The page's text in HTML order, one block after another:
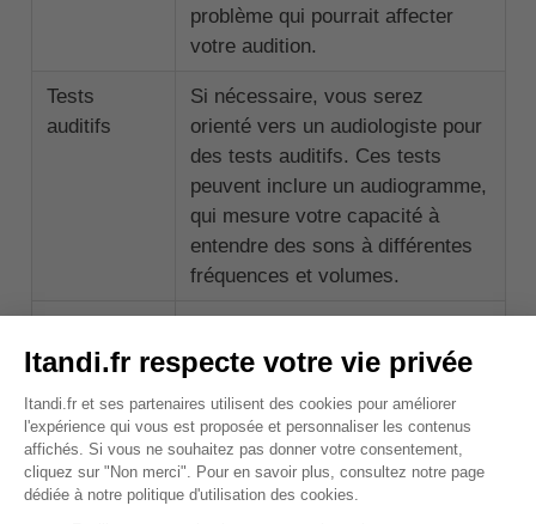
problème qui pourrait affecter
votre audition.
Tests
auditifs
Si nécessaire, vous serez
orienté vers un audiologiste pour
des tests auditifs. Ces tests
peuvent inclure un audiogramme,
qui mesure votre capacité à
entendre des sons à différentes
fréquences et volumes.
des tests auditifs et l'examen
santé sera en mesure de
diagnostiquer la perte auditive et
de déterminer sa cause.